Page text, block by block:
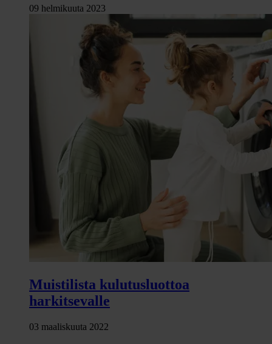
09 helmikuuta 2023
Muistilista kulutusluottoa
harkitsevalle
03 maaliskuuta 2022